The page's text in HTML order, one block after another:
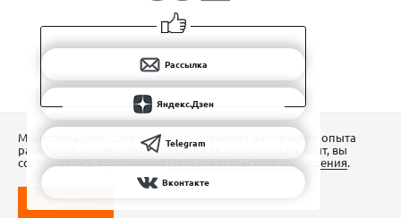
Рассылка
Яндекс.Дзен
Telegram
Вконтакте
Мы используем Сookies для обеспечения наилучшего опыта
работы на нашем сайте. Продолжая использовать сайт, вы
соглашаетесь с условиямиПользовательского соглашения.
ПОНЯТНО